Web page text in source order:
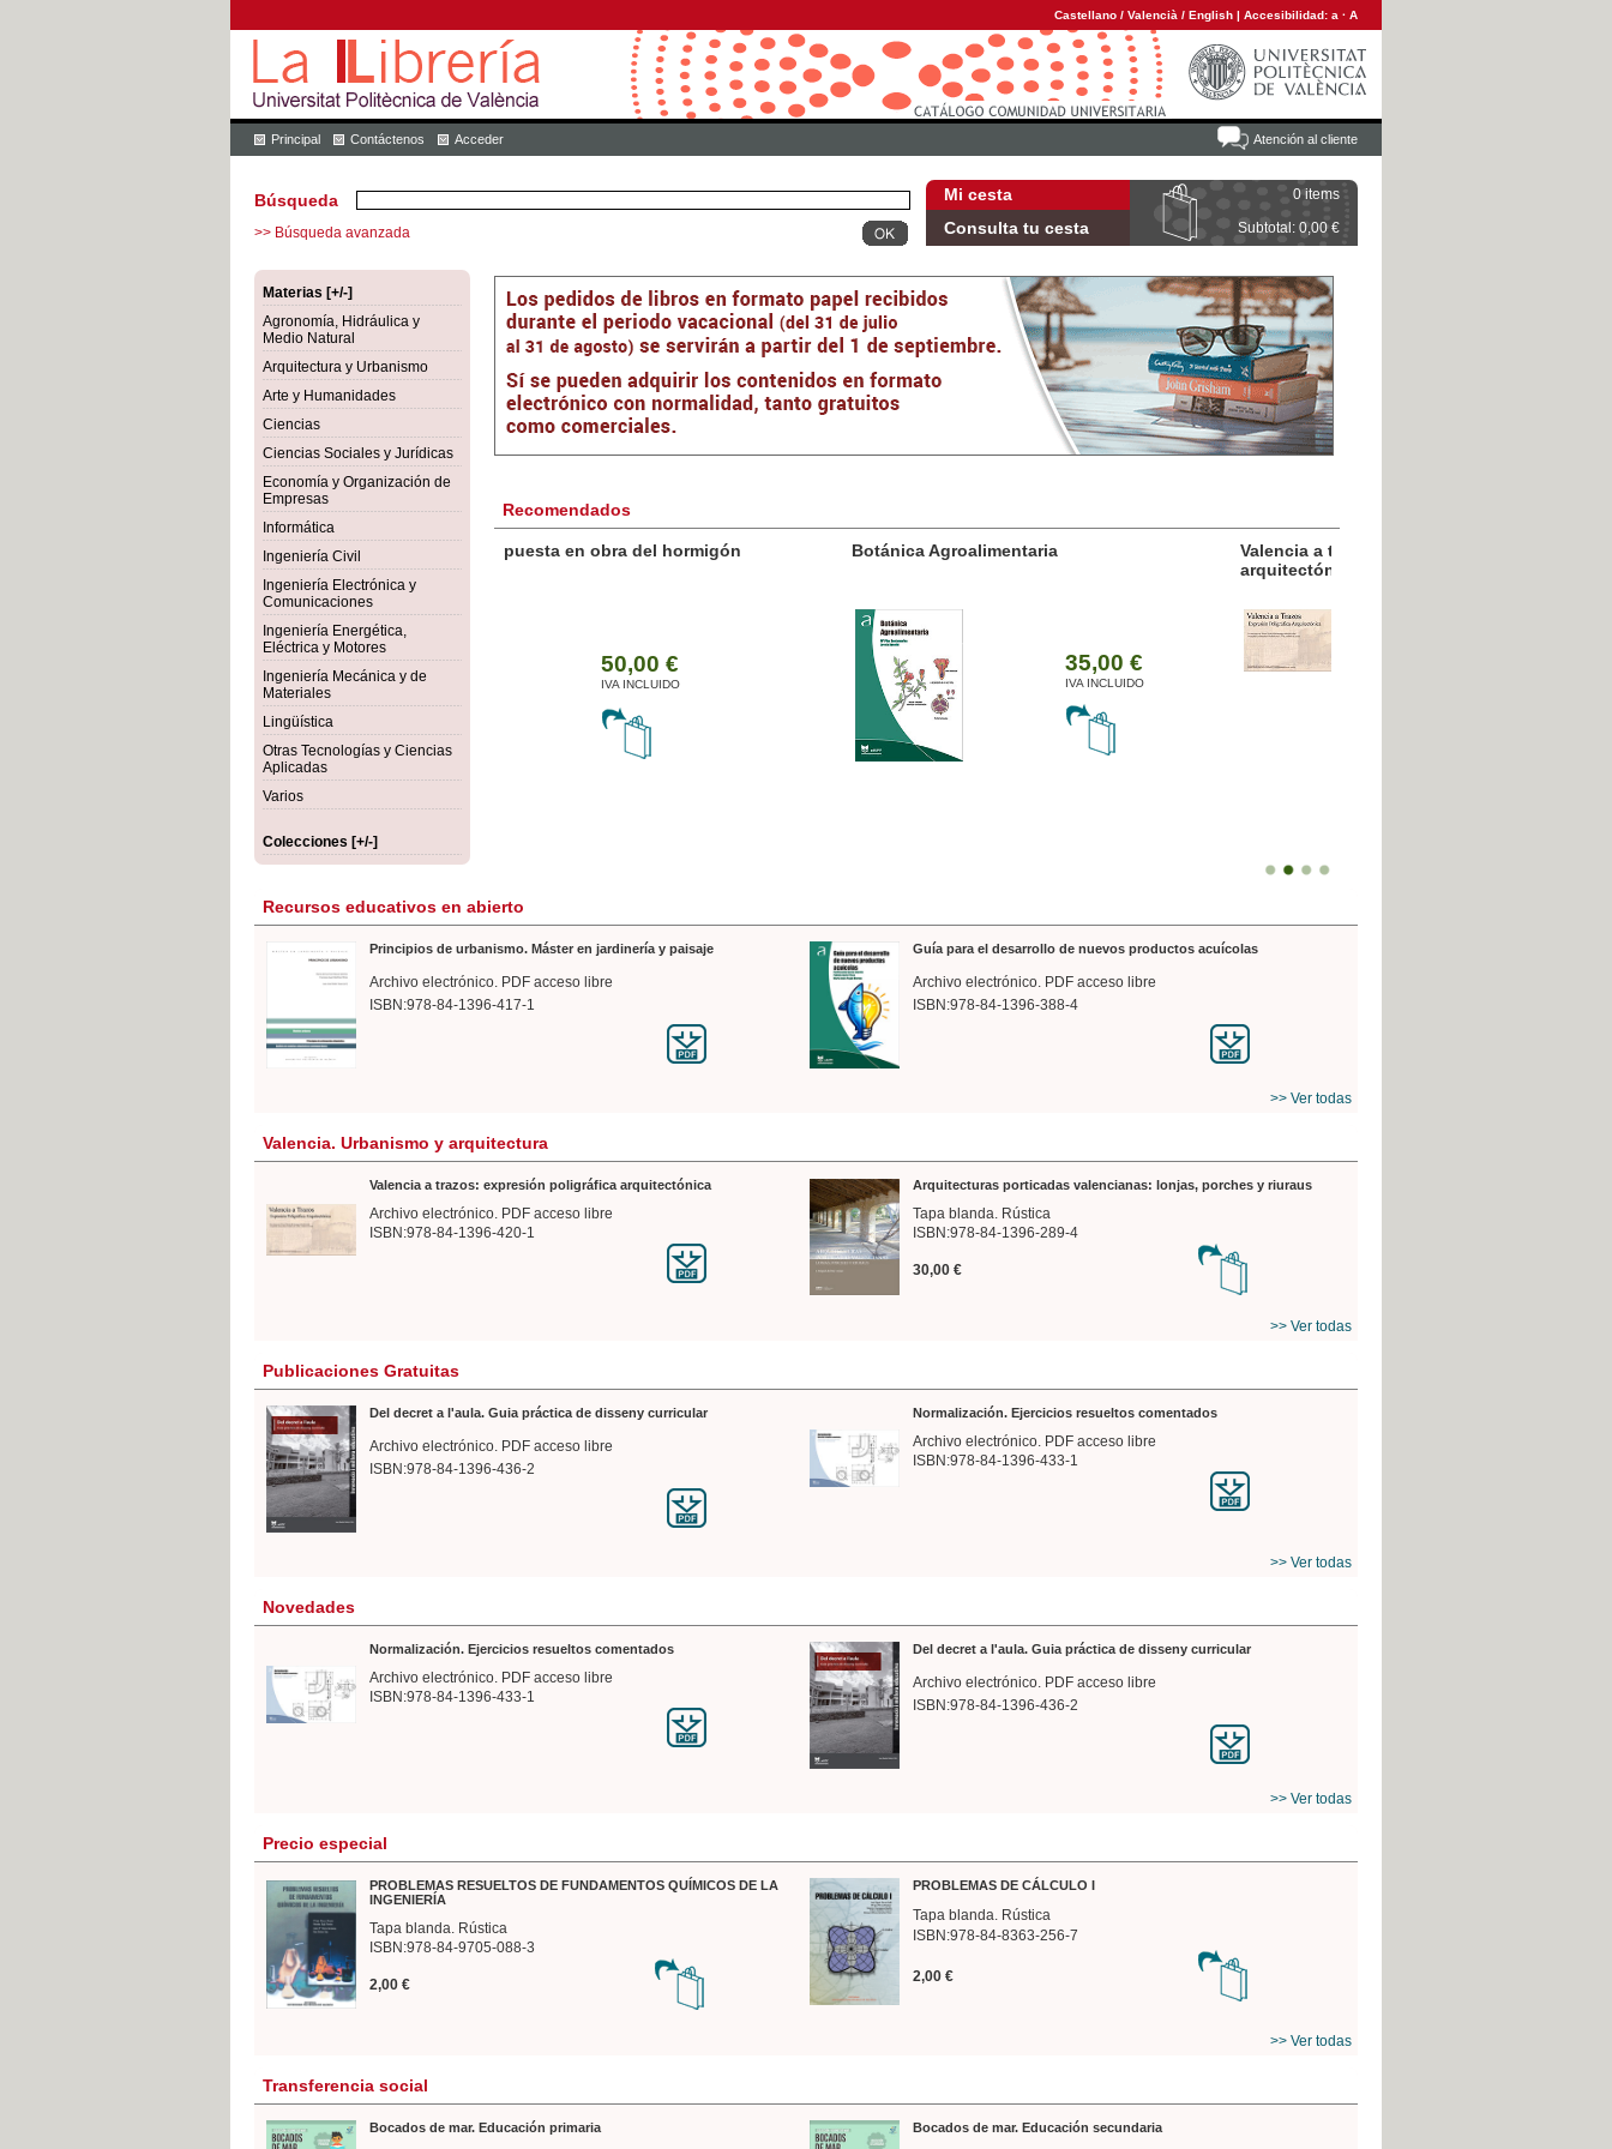
Castellano / Valencià / English | Accesibilidad: a · A
Atención al cliente
Principal Contáctenos Acceder
Mi cesta 0 items
Consulta tu cesta Subtotal: 0,00 €
Búsqueda
>> Búsqueda avanzada
Materias [+/-]
Agronomía, Hidráulica y
Medio Natural
Arquitectura y Urbanismo
Arte y Humanidades
Ciencias
Ciencias Sociales y Jurídicas
Economía y Organización de
Empresas
Informática
Ingeniería Civil
Ingeniería Electrónica y
Comunicaciones
Ingeniería Energética,
Eléctrica y Motores
Ingeniería Mecánica y de
Materiales
Lingüística
Otras Tecnologías y Ciencias
Aplicadas
Varios
Colecciones [+/-]
Recomendados
Botánica Agroalimentaria
Valencia a trazos: expresión poligráfica
Recursos educativos en abierto
Principios de urbanismo. Máster en jardinería y paisaje
Archivo electrónico. PDF acceso libre
ISBN:978-84-1396-417-1
Guía para el desarrollo de nuevos productos acuícolas
Archivo electrónico. PDF acceso libre
ISBN:978-84-1396-388-4
>> Ver todas
Valencia. Urbanismo y arquitectura
Valencia a trazos: expresión poligráfica arquitectónica
Archivo electrónico. PDF acceso libre
ISBN:978-84-1396-420-1
Arquitecturas porticadas valencianas: lonjas, porches y riuraus
Tapa blanda. Rústica
ISBN:978-84-1396-289-4
30,00 €
>> Ver todas
Publicaciones Gratuitas
Del decret a l'aula. Guia práctica de disseny curricular
Archivo electrónico. PDF acceso libre
ISBN:978-84-1396-436-2
Normalización. Ejercicios resueltos comentados
Archivo electrónico. PDF acceso libre
ISBN:978-84-1396-433-1
>> Ver todas
Novedades
Normalización. Ejercicios resueltos comentados
Archivo electrónico. PDF acceso libre
ISBN:978-84-1396-433-1
Del decret a l'aula. Guia práctica de disseny curricular
Archivo electrónico. PDF acceso libre
ISBN:978-84-1396-436-2
>> Ver todas
Precio especial
PROBLEMAS RESUELTOS DE FUNDAMENTOS QUÍMICOS DE LA
INGENIERÍA
Tapa blanda. Rústica
ISBN:978-84-9705-088-3
2,00 €
PROBLEMAS DE CÁLCULO I
Tapa blanda. Rústica
ISBN:978-84-8363-256-7
2,00 €
>> Ver todas
Transferencia social
Bocados de mar. Educación primaria Bocados de mar. Educación secundaria